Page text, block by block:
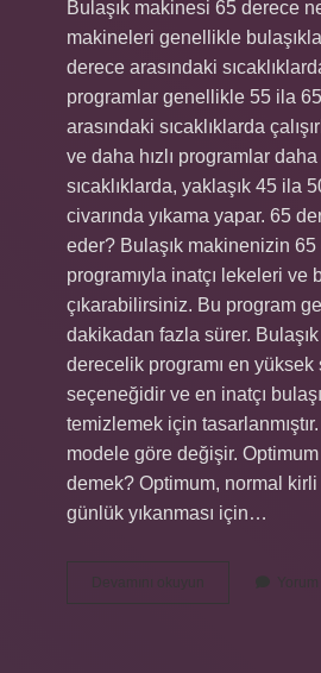
Bulaşık makinesi 65 derece
makineleri genellikle
derece arasındaki
programlar genellikle 55 ila
arasındaki sıcaklıklarda
ve daha hızlı programlar
sıcaklıklarda, yaklaşık 45 ila
civarında yıkama yapar. 65
eder? Bulaşık makinenizin
programıyla inatçı lekeleri ve
çıkarabilirsiniz. Bu program
dakikadan fazla sürer.
derecelik programı en yüksek
seçeneğidir ve en inatçı
temizlemek için
modele göre değişir.
demek? Optimum, normal kirli
günlük yıkanması için…
Devamını okuyun
45
Yorum